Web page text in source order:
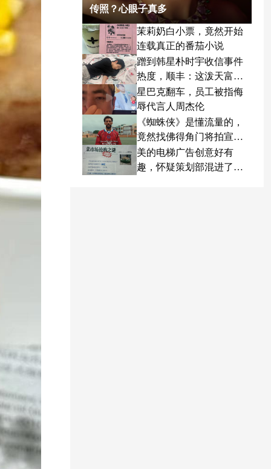
传照？心眼子真多
茉莉奶白小票，竟然开始
连载真正的番茄小说
蹭到韩星朴时宇收信事件
热度，顺丰：这泼天富贵
终于轮到我了
星巴克翻车，员工被指侮
辱代言人周杰伦
《蜘蛛侠》是懂流量的，
竟然找佛得角门将拍宣传
片
美的电梯广告创意好有
趣，怀疑策划部混进了天